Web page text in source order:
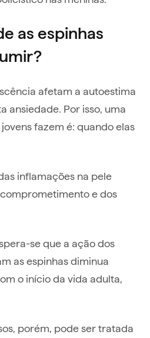
as espinhas
afetam a autoestima
ansiedade. Por isso, uma
fazem é: quando elas
inflamações na pele
e dos
se que a ação dos
as espinhas diminua
o início da vida adulta,
porém, pode ser tratada